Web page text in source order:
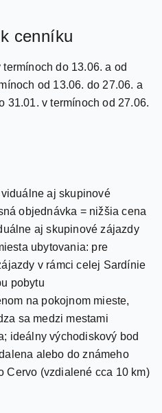
cenníku
do 13.06. a od
aj skupinové
aj skupinové zájazdy
ubytovania: pre
v rámci celej Sardínie
pobytu
na pokojnom mieste,
sa medzi mestami
ideálny východiskový bod